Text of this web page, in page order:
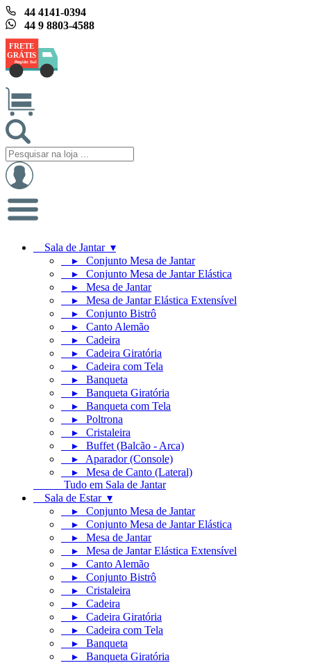
44 4141-0394
44 9 8803-4588
FRETE
GRÁTIS
Região Sul
Sala de Jantar ▾
▸ Conjunto Mesa de Jantar
▸ Conjunto Mesa de Jantar Elástica
▸ Mesa de Jantar
▸ Mesa de Jantar Elástica Extensível
▸ Conjunto Bistrô
▸ Canto Alemão
▸ Cadeira
▸ Cadeira Giratória
▸ Cadeira com Tela
▸ Banqueta
▸ Banqueta Giratória
▸ Banqueta com Tela
▸ Poltrona
▸ Cristaleira
▸ Buffet (Balcão - Arca)
▸ Aparador (Console)
▸ Mesa de Canto (Lateral)
Tudo em Sala de Jantar
Sala de Estar ▾
▸ Conjunto Mesa de Jantar
▸ Conjunto Mesa de Jantar Elástica
▸ Mesa de Jantar
▸ Mesa de Jantar Elástica Extensível
▸ Canto Alemão
▸ Conjunto Bistrô
▸ Cristaleira
▸ Cadeira
▸ Cadeira Giratória
▸ Cadeira com Tela
▸ Banqueta
▸ Banqueta Giratória